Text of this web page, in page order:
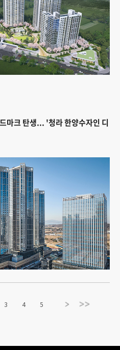
마크 탄생... '청라 한양수자인 디
3 4 5